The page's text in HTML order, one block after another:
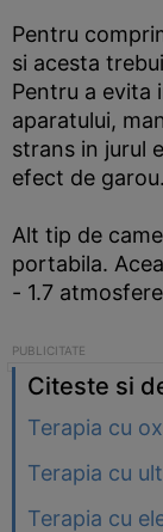
Pentru
si acesta
Pentru a evita
aparatului,
strans in jurul
efect de garou.
Alt tip de
portabila.
- 1.7
Citeste si
Terapia cu
Terapia cu
Terapia cu